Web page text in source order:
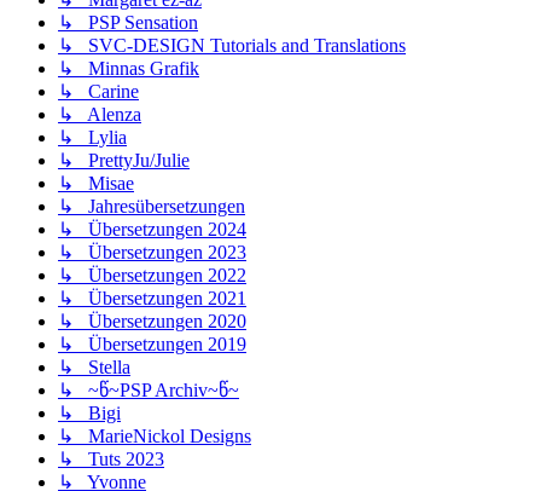
↳ PSP Sensation
↳ SVC-DESIGN Tutorials and Translations
↳ Minnas Grafik
↳ Carine
↳ Alenza
↳ Lylia
↳ PrettyJu/Julie
↳ Misae
↳ Jahresübersetzungen
↳ Übersetzungen 2024
↳ Übersetzungen 2023
↳ Übersetzungen 2022
↳ Übersetzungen 2021
↳ Übersetzungen 2020
↳ Übersetzungen 2019
↳ Stella
↳ ~წ~PSP Archiv~წ~
↳ Bigi
↳ MarieNickol Designs
↳ Tuts 2023
↳ Yvonne